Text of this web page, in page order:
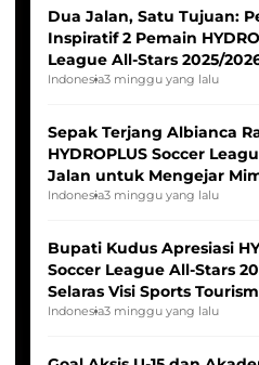
Dua Jalan, Satu Tujuan:
Inspiratif 2 Pemain
League All-Stars 2025/
Seleksi Timnas Indonesia
Indonesia3 minggu yang lalu
Sepak Terjang Albianca
HYDROPLUS Soccer
Jalan untuk Mengejar
Indonesia Putri
Indonesia3 minggu yang lalu
Bupati Kudus Apresiasi
Soccer League All-Stars
Selaras Visi Sports Tourism
Indonesia3 minggu yang lalu